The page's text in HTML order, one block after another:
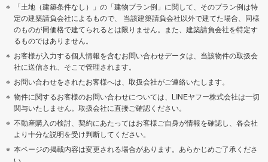
「土地（建築条件なし）」の「建物プラン例」に関して、そのプラン例は特
定の建築請負会社によるもので、 当該建築請負会社以外で建てた場合、同様
のものが同価格で建てられるとは限りません。また、建築請負会社を特定す
るものではありません。
お客様が入力する個人情報を含むお問い合わせデータは、当該物件の取扱会
社に送信され、そこで管理されます。
お問い合わせをされたお客様へは、取扱会社がご連絡いたします。
物件に関するお客様のお問い合わせについては、LINEヤフー株式会社は一切
関与いたしません。取扱会社に直接ご確認ください。
不動産購入の検討、契約にあたってはお客様ご自身が情報を確認し、各会社
より十分な説明を受け判断してください。
本ページの掲載内容は変更される場合があります。あらかじめご了承くださ
い。